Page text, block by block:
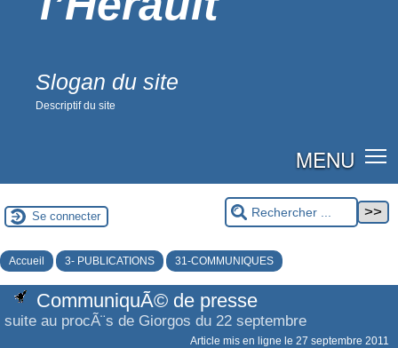
Slogan du site
Descriptif du site
MENU
Se connecter
Accueil 3- PUBLICATIONS 31-COMMUNIQUES
CommuniquÃ© de presse
suite au procÃ¨s de Giorgos du 22 septembre
Article mis en ligne le 27 septembre 2011